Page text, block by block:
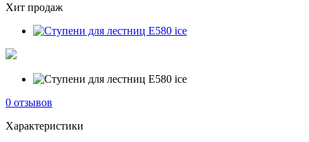
Хит продаж
0 отзывов
Характеристики